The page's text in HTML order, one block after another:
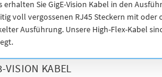
erhalten Sie GigE-Vision Kabel in den
voll vergossenen RJ45 Steckern mit oder
Ausführung. Unsere High-Flex-Kabel
VISION KABEL